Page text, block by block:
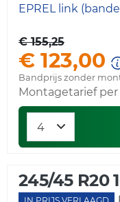
EPREL link
€ 155,25
€ 123,00
Bandprijs zonder
Montagetarief per
245/45 R20